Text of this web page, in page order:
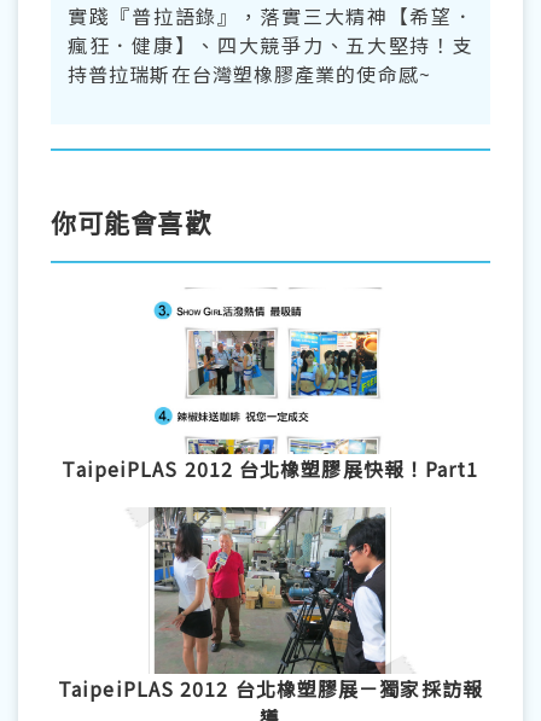
實踐『普拉語錄』，落實三大精神【希望．
瘋狂．健康】、四大競爭力、五大堅持！支
持普拉瑞斯在台灣塑橡膠產業的使命感~
你可能會喜歡
TaipeiPLAS 2012 台北橡塑膠展快報！Part1
TaipeiPLAS 2012 台北橡塑膠展－獨家採訪報